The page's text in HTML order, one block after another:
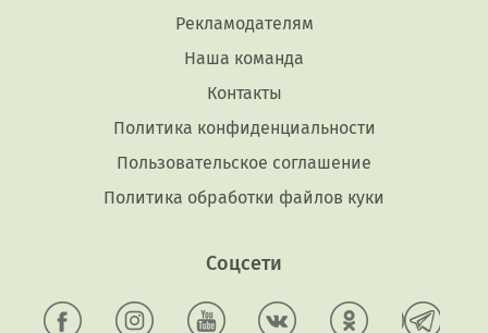
Рекламодателям
Наша команда
Контакты
Политика конфиденциальности
Пользовательское соглашение
Политика обработки файлов куки
Соцсети